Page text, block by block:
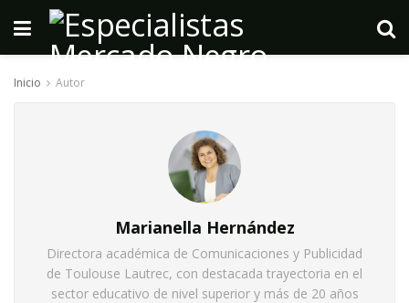
Inicio Autor
Marianella Hernández
Directora académica de Comunicaciones y Publicidad
de Toulouse Lautrec, con destacada trayectoria en el
sector educativo de nivel superior y más de 20 años